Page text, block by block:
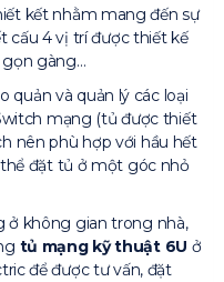
kết nhằm mang đến sự
cấu 4 vị trí được thiết kế
gọn gàng…
quản và quản lý các loại
mạng (tủ được thiết
nên phù hợp với hầu hết
thể đặt tủ ở một góc nhỏ
ở không gian trong nhà,
tủ mạng kỹ thuật 6U ở
để được tư vấn, đặt